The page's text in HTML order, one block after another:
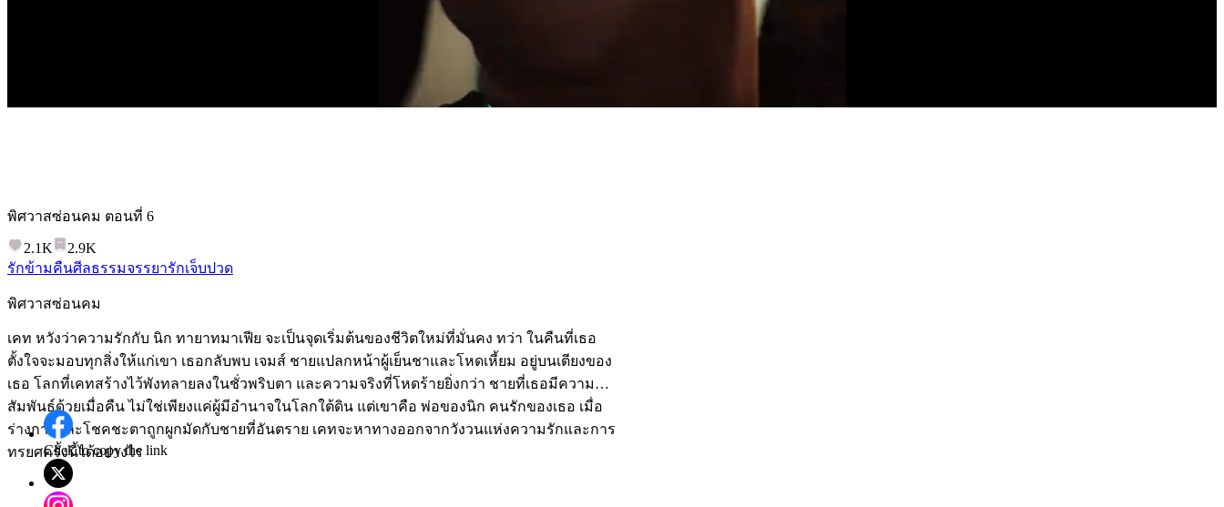
พิศวาสซ่อนคม ตอนที่ 6
2.1K
2.9K
รักข้ามคืนศีลธรรมจรรยารักเจ็บปวด
พิศวาสซ่อนคม
เคท หวังว่าความรักกับ นิก ทายาทมาเฟีย จะเป็นจุดเริ่มต้นของชีวิตใหม่ที่มั่นคง ทว่า ในคืนที่เธอ
ตั้งใจจะมอบทุกสิ่งให้แก่เขา เธอกลับพบ เจมส์ ชายแปลกหน้าผู้เย็นชาและโหดเหี้ยม อยู่บนเตียงของ
เธอ โลกที่เคทสร้างไว้พังทลายลงในชั่วพริบตา และความจริงที่โหดร้ายยิ่งกว่า ชายที่เธอมีความ
สัมพันธ์ด้วยเมื่อคืน ไม่ใช่เพียงแค่ผู้มีอำนาจในโลกใต้ดิน แต่เขาคือ พ่อของนิก คนรักของเธอ เมื่อ
ร่างกายและโชคชะตาถูกผูกมัดกับชายที่อันตราย เคทจะหาทางออกจากวังวนแห่งความรักและการ
ทรยศครั้งนี้ได้อย่างไร
Click to copy the link